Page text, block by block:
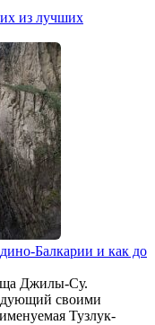
из лучших
Балкарии и как до
Джилы-Су.
своими
Тузлук-